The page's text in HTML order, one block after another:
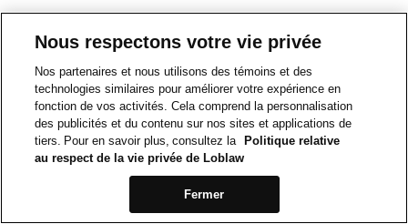
Nous respectons votre vie privée
Nos partenaires et nous utilisons des témoins et des
technologies similaires pour améliorer votre expérience en
fonction de vos activités. Cela comprend la personnalisation
des publicités et du contenu sur nos sites et applications de
tiers. Pour en savoir plus, consultez la
Politique relative
au respect de la vie privée de Loblaw
Fermer